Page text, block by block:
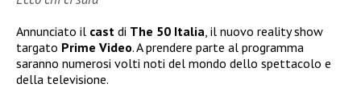
Annunciato il cast di The 50 Italia , il nuovo reality show
targato Prime Video. A prendere parte al programma
saranno numerosi volti noti del mondo dello spettacolo e
della televisione.